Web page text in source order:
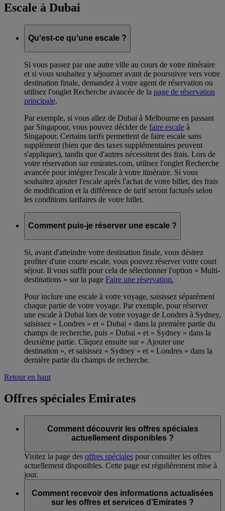
Escale à Dubai
Qu'est-ce qu'une escale ?
Si vous passez par une autre ville au cours de votre itinéraire
et si vous souhaitez y séjourner avant de poursuivre vers votre
destination finale, demandez à votre agent de réservation ou
utilisez l'onglet Recherche avancée de la page de réservation
principale.
Par exemple, si vous allez de Dubai à Melbourne en passant
par Singapour, vous pouvez décider de faire escale à
Singapour. Certains tarifs permettent de faire escale sans
supplément (bien que des taxes supplémentaires peuvent
s'appliquer), tandis que d'autres nécessitent des frais. Lors de
votre réservation sur emirates.com, utilisez l'onglet Recherche
avancée pour intégrer l'escale à votre itinéraire. Si vous
souhaitez ajouter l'escale après l'achat de votre billet, des frais
de modification et la différence de tarif seront facturés selon
les conditions tarifaires de votre billet.
Comment puis-je réserver une escale ?
Si, avant d'atteindre votre destination finale, vous désirez
profiter d'une courte escale, vous pouvez réserver votre court
séjour. Il vous suffit pour cela de sélectionner l'option « Multi-
destinations » sur la page Faire une réservation.
Pour inclure une escale à votre voyage, saisissez séparément
chaque partie de votre voyage. Par exemple, pour réserver
une escale à Dubai lors de votre voyage de Londres à Sydney,
saisissez « Londres » et « Dubai » dans la première partie du
champs de recherche, puis « Dubai » et « Sydney » dans la
deuxième partie. Cliquez ensuite sur « Ajouter une
destination », et saisissez « Sydney » et « Londres » dans la
dernière partie du champs de recherche.
Retour en haut
Offres spéciales Emirates
Comment découvrir les offres spéciales
actuellement disponibles ?
Visitez la page des offres spéciales pour consulter les offres
actuellement disponibles. Cette page est régulièrement mise à
jour.
Comment recevoir des informations actualisées
sur les offres et services d’Emirates ?